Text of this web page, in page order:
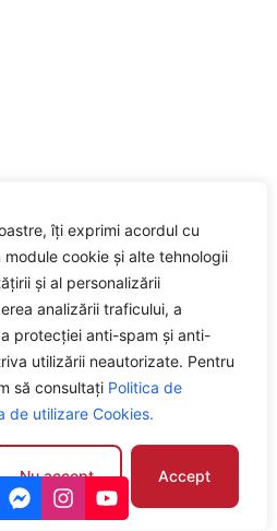
îți exprimi acordul cu
cookie și alte tehnologii
și al personalizării
analizării traficului, a
protecției anti-spam și anti-
utilizării neautorizate. Pentru
să consultați Politica de
de utilizare Cookies.
Nu accept Accept